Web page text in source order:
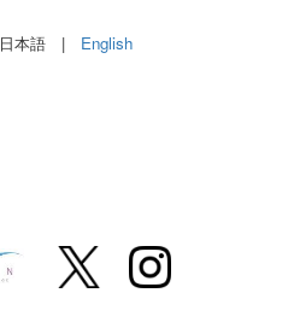
日本語 | English